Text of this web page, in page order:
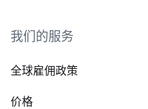
我们的服务
全球雇佣政策
价格